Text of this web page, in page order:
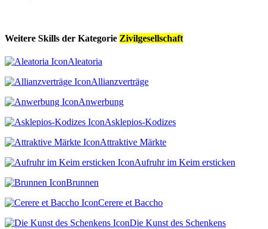
Weitere Skills der Kategorie Zivilgesellschaft
Aleatoria
Allianzverträge
Anwerbung
Asklepios-Kodizes
Attraktive Märkte
Aufruhr im Keim ersticken
Brunnen
Cerere et Baccho
Die Kunst des Schenkens